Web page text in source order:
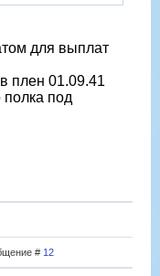
для выплат
плен 01.09.41
полка под
# 12